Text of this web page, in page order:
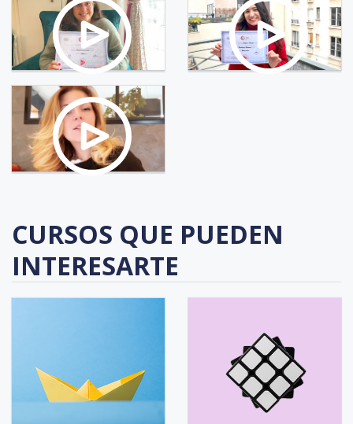
CURSOS QUE PUEDEN
INTERESARTE